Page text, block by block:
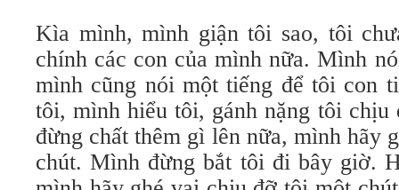
Kìa mình, mình giận tôi sao, tôi
chính các con của mình nữa. Mình
mình cũng nói một tiếng để tôi con
tôi, mình hiểu tôi, gánh nặng tôi chịu
đừng chất thêm gì lên nữa, mình hãy
chút. Mình đừng bắt tôi đi bây giờ.